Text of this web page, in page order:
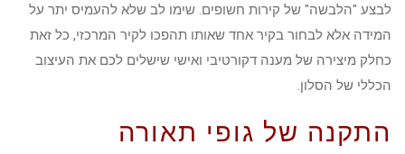
לבצע "הלבשה" של קירות חשופים. שימו לב שלא להעמיס יתר על
המידה אלא לבחור בקיר אחד שאותו תהפכו לקיר המרכזי, כל זאת
כחלק מיצירה של מענה דקורטיבי ואישי שישלים לכם את העיצוב
הכללי של הסלון.
התקנה של גופי תאורה